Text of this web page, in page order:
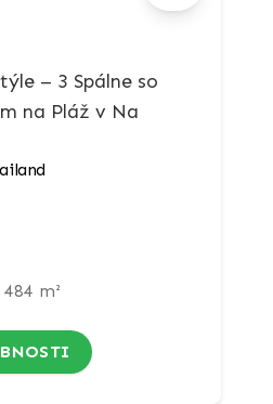
– 3 Spálne so
na Pláž v Na
484 m²